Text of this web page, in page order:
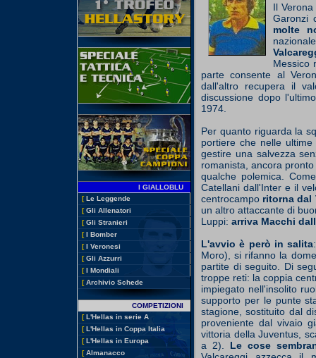
I GIALLOBLU
[ Le Leggende
[ Gli Allenatori
[ Gli Stranieri
[ I Bomber
[ I Veronesi
[ Gli Azzurri
[ I Mondiali
[ Archivio Schede
COMPETIZIONI
[ L'Hellas in serie A
[ L'Hellas in Coppa Italia
[ L'Hellas in Europa
[ Almanacco
Il
Garonzi
molte
Messico
parte consente al
dall'altro recupera il
discussione dopo
1974.
Per quanto riguarda la
portiere che nelle
gestire una salvezza
romanista, ancora
qualche polemica.
Catellani dall'Inter e il
centrocampo ritorna dal
un altro attaccante di
Luppi: arriva Macchi
L'avvio è però in salita
Moro), si rifanno la
partite di seguito. Di
troppe reti: la coppia
impiegato nell'insolito
supporto per le punte
stagione, sostituito dal
proveniente dal vivaio
vittoria della Juventus,
a 2). Le cose